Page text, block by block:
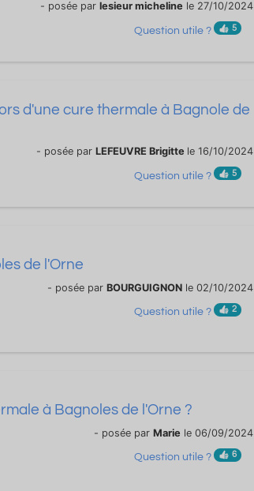
- posée par lesieur micheline le 27/10/2024
Question utile ? 5
d'une cure thermale à Bagnole de
- posée par LEFEUVRE Brigitte le 16/10/2024
Question utile ? 5
de l'Orne
- posée par BOURGUIGNON le 02/10/2024
Question utile ? 2
à Bagnoles de l'Orne ?
- posée par Marie le 06/09/2024
Question utile ? 6